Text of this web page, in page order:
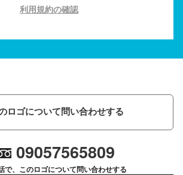
利用規約の確認
ロゴについて問い合わせする
09057565809
で、このロゴについて問い合わせする